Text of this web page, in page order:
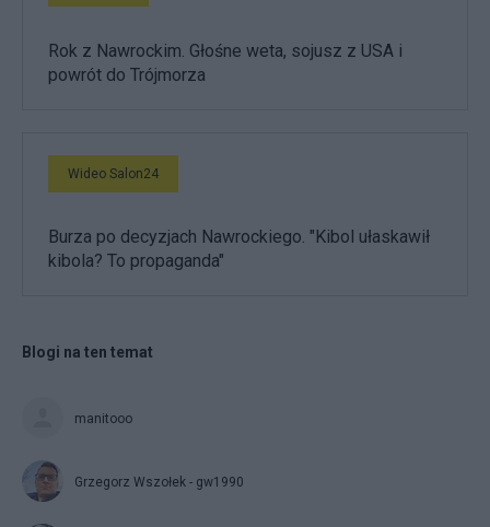
Rok z Nawrockim. Głośne weta, sojusz z USA i
powrót do Trójmorza
Wideo Salon24
Burza po decyzjach Nawrockiego. "Kibol ułaskawił
kibola? To propaganda"
Blogi na ten temat
manitooo
Grzegorz Wszołek - gw1990